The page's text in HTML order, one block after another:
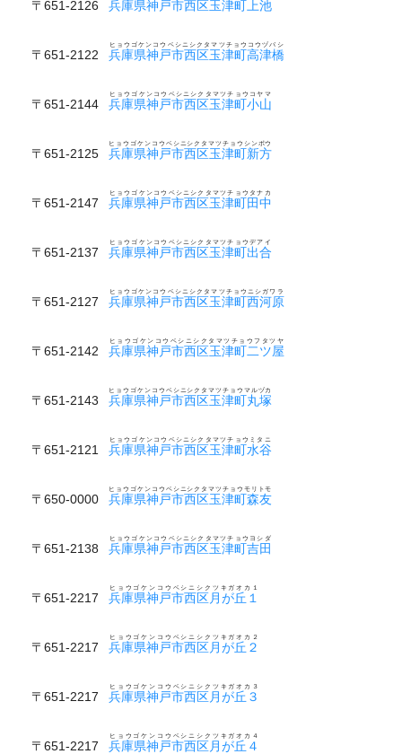
〒651-2126 兵庫県神戸市西区玉津町上池
〒651-2122 兵庫県神戸市西区玉津町高津橋
ヒョウゴケンコウベシニシクタマツチョウコウヅバシ
〒651-2144 兵庫県神戸市西区玉津町小山
ヒョウゴケンコウベシニシクタマツチョウコヤマ
〒651-2125 兵庫県神戸市西区玉津町新方
ヒョウゴケンコウベシニシクタマツチョウシンポウ
〒651-2147 兵庫県神戸市西区玉津町田中
ヒョウゴケンコウベシニシクタマツチョウタナカ
〒651-2137 兵庫県神戸市西区玉津町出合
ヒョウゴケンコウベシニシクタマツチョウデアイ
〒651-2127 兵庫県神戸市西区玉津町西河原
ヒョウゴケンコウベシニシクタマツチョウニシガワラ
〒651-2142 兵庫県神戸市西区玉津町二ツ屋
ヒョウゴケンコウベシニシクタマツチョウフタツヤ
〒651-2143 兵庫県神戸市西区玉津町丸塚
ヒョウゴケンコウベシニシクタマツチョウマルヅカ
〒651-2121 兵庫県神戸市西区玉津町水谷
ヒョウゴケンコウベシニシクタマツチョウミタニ
〒650-0000 兵庫県神戸市西区玉津町森友
ヒョウゴケンコウベシニシクタマツチョウモリトモ
〒651-2138 兵庫県神戸市西区玉津町吉田
ヒョウゴケンコウベシニシクタマツチョウヨシダ
〒651-2217 兵庫県神戸市西区月が丘１
ヒョウゴケンコウベシニシクツキガオカ１
〒651-2217 兵庫県神戸市西区月が丘２
ヒョウゴケンコウベシニシクツキガオカ２
〒651-2217 兵庫県神戸市西区月が丘３
ヒョウゴケンコウベシニシクツキガオカ３
〒651-2217 兵庫県神戸市西区月が丘４
ヒョウゴケンコウベシニシクツキガオカ４